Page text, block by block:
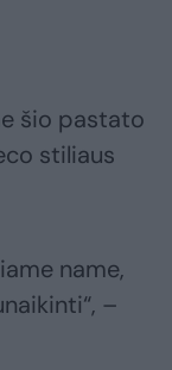
šio pastato
stiliaus
name,
–